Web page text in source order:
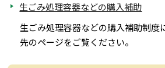
生ごみ処理容器などの購入補助
生ごみ処理容器などの購入補助制度
先のページをご覧ください。